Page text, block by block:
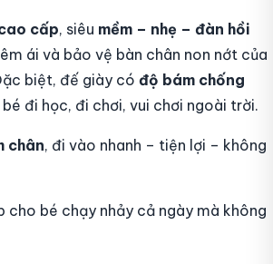
cấp, siêu mềm – nhẹ – đàn hồi
ái và bảo vệ bàn chân non nớt của
biệt, đế giày có độ bám chống
bé đi học, đi chơi, vui chơi ngoài trời.
chân, đi vào nhanh – tiện lợi – không
cho bé chạy nhảy cả ngày mà không